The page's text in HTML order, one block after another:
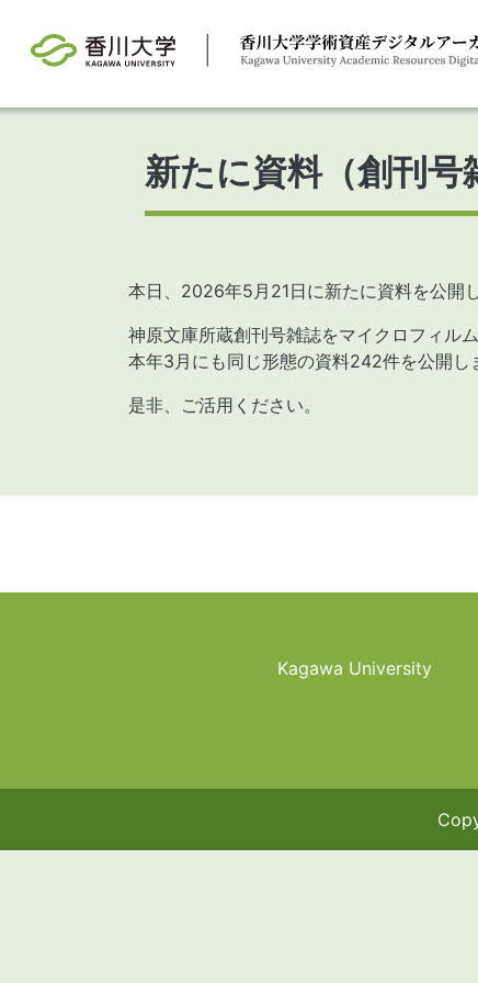
新たに資料（創刊号
本日、2026年5月21日に新たに資料を公開し
神原文庫所蔵創刊号雑誌をマイクロフィル
本年3月にも同じ形態の資料242件を公開し
是非、ご活用ください。
フッター(英)Kagawa University